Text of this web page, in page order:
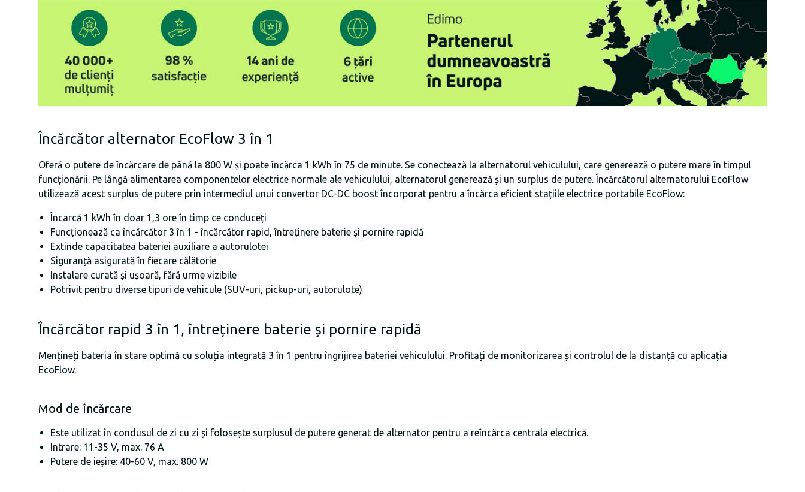
Încărcător alternator EcoFlow 3 în 1
Oferă o putere de încărcare de până la 800 W și poate încărca 1 kWh în 75 de minute. Se conectează la alternatorul vehiculului, care generează o putere mare în timpul
funcționării. Pe lângă alimentarea componentelor electrice normale ale vehiculului, alternatorul generează și un surplus de putere. Încărcătorul alternatorului EcoFlow
utilizează acest surplus de putere prin intermediul unui convertor DC-DC boost încorporat pentru a încărca eficient stațiile electrice portabile EcoFlow:
Încarcă 1 kWh în doar 1,3 ore în timp ce conduceți
Funcționează ca încărcător 3 în 1 - încărcător rapid, întreținere baterie și pornire rapidă
Extinde capacitatea bateriei auxiliare a autorulotei
Siguranță asigurată în fiecare călătorie
Instalare curată și ușoară, fără urme vizibile
Potrivit pentru diverse tipuri de vehicule (SUV-uri, pickup-uri, autorulote)
Încărcător rapid 3 în 1, întreținere baterie și pornire rapidă
Mențineți bateria în stare optimă cu soluția integrată 3 în 1 pentru îngrijirea bateriei vehiculului. Profitați de monitorizarea și controlul de la distanță cu aplicația
EcoFlow.
Mod de încărcare
Este utilizat în condusul de zi cu zi și folosește surplusul de putere generat de alternator pentru a reîncărca centrala electrică.
Intrare: 11-35 V, max. 76 A
Putere de ieșire: 40-60 V, max. 800 W